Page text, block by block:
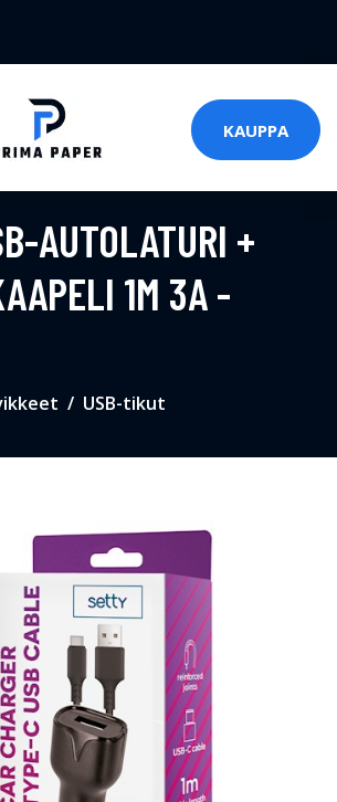
KAUPPA
AUTOLATURI +
1M 3A -
USB-tikut